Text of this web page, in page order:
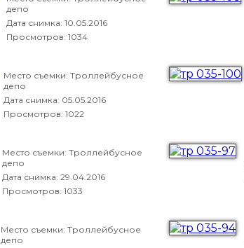
депо
Дата снимка: 10.05.2016
Просмотров: 1034
Место съемки: Троллейбусное
депо
Дата снимка: 05.05.2016
Просмотров: 1022
Место съемки: Троллейбусное
депо
Дата снимка: 29.04.2016
Просмотров: 1033
Место съемки: Троллейбусное
депо